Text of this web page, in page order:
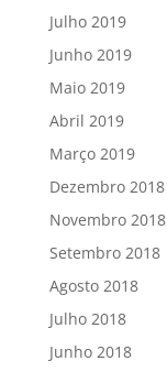
Julho 2019
Junho 2019
Maio 2019
Abril 2019
Março 2019
Dezembro 2018
Novembro 2018
Setembro 2018
Agosto 2018
Julho 2018
Junho 2018